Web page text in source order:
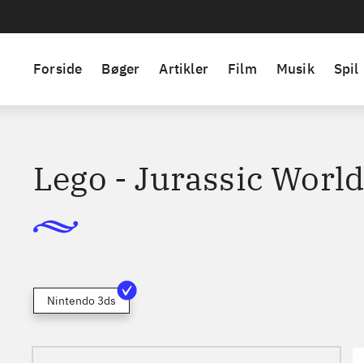
Forside Bøger Artikler Film Musik Spil
Lego - Jurassic World
Nintendo 3ds